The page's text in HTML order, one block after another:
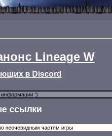
Lineage W
в Discord
ссылки